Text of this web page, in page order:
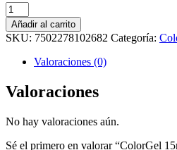
ColorGel
15ml
Color
103
cantidad
Añadir al carrito
SKU: 7502278102682 Categoría:
Valoraciones (0)
Valoraciones
No hay valoraciones aún.
Sé el primero en valorar “ColorGel